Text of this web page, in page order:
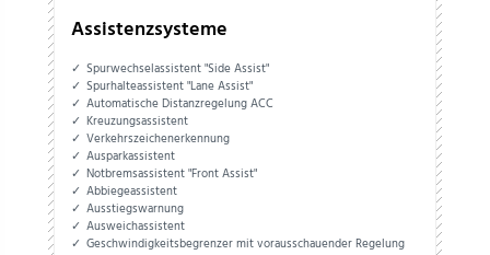
Assistenzsysteme
Spurwechselassistent "Side Assist"
Spurhalteassistent "Lane Assist"
Automatische Distanzregelung ACC
Kreuzungsassistent
Verkehrszeichenerkennung
Ausparkassistent
Notbremsassistent "Front Assist"
Abbiegeassistent
Ausstiegswarnung
Ausweichassistent
Geschwindigkeitsbegrenzer mit vorausschauender Regelung